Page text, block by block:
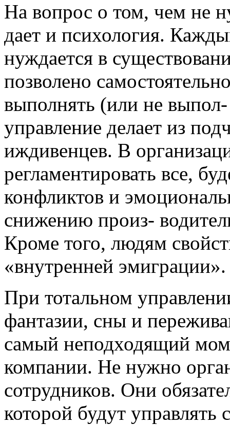
На вопрос о том, чем не
дает и психология.
нуждается в
позволено
выполнять (или не
управление делает из
иждивенцев. В
регламентировать все,
конфликтов и
снижению произ-
Кроме того, людям
«внутренней эмиграции».
При тотальном
фантазии, сны и
самый неподходящий
компании. Не нужно
сотрудников. Они
которой будут управлять